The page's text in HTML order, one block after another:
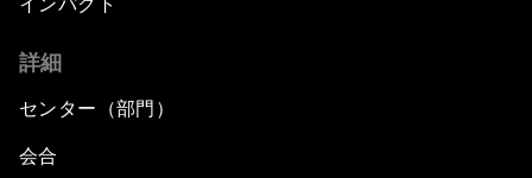
詳細
センター（部門）
会合